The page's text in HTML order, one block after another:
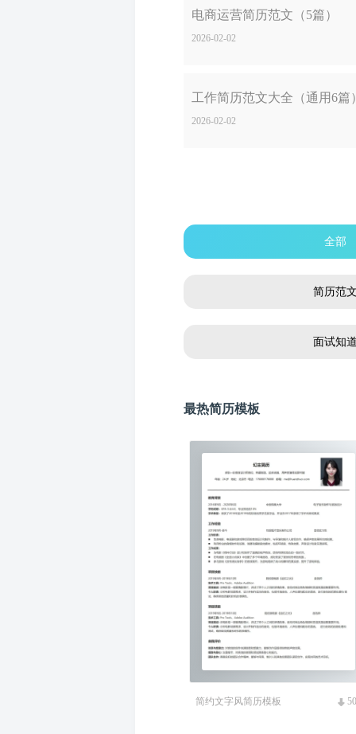
电商运营简历范文（5篇）
2026-02-02
工作简历范文大全（通用6篇
2026-02-02
全部
简历范
面试知
最热简历模板
简约文字风简历模板